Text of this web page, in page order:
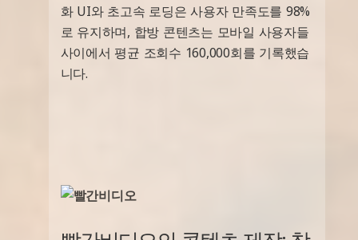
화 UI와 초고속 로딩은 사용자 만족도를 98%
로 유지하며, 합방 콘텐츠는 모바일 사용자들
사이에서 평균 조회수 160,000회를 기록했습
니다.